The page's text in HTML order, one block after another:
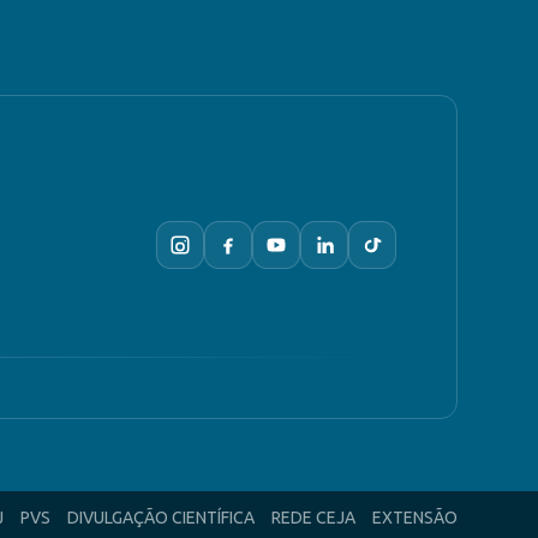
PVS DIVULGAÇÃO CIENTÍFICA REDE CEJA EXTENSÃO